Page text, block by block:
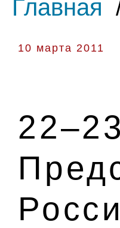
Главная
10 марта 2011